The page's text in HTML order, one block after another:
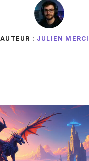
AUTEUR : JULIEN